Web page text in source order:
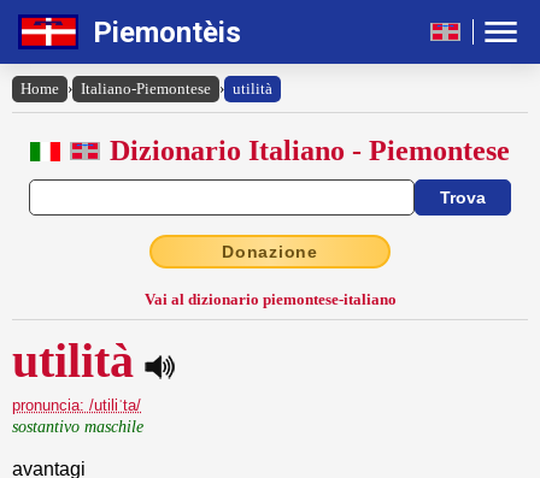
Piemontèis
Home › Italiano-Piemontese › utilità
Dizionario Italiano - Piemontese
Donazione
Vai al dizionario piemontese-italiano
utilità
pronuncia: /utiliˈta/
sostantivo maschile
avantagi